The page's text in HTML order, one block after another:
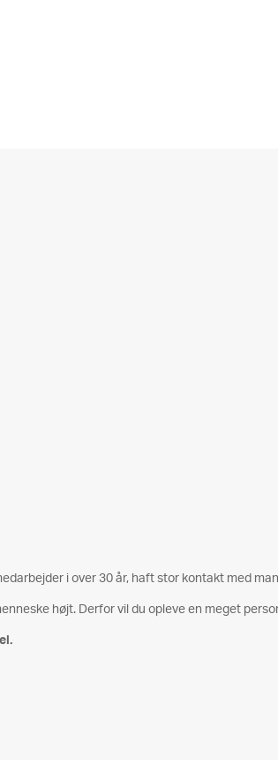
i over 30 år, haft stor kontakt med
højt. Derfor vil du opleve en meget